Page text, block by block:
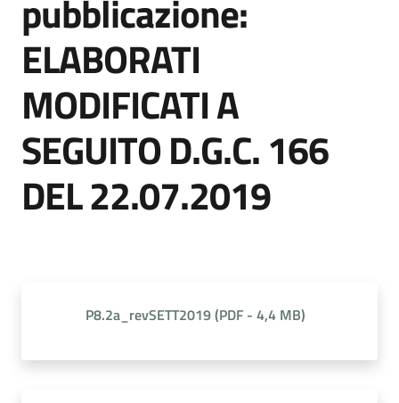
Servizi
Cava
de'
Tirreni
Menu selezionato
pubblicazione:
ELABORATI
MODIFICATI A
SEGUITO D.G.C. 166
DEL 22.07.2019
P8.2a_revSETT2019(PDF - 4,4 MB)